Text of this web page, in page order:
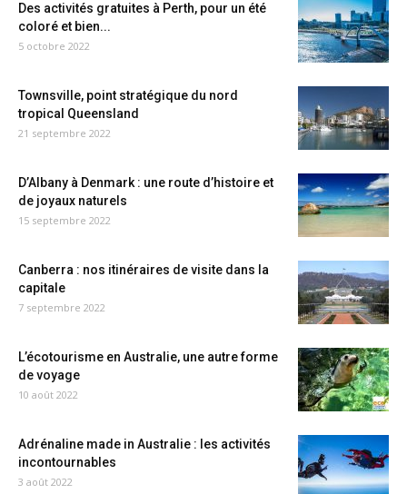
Des activités gratuites à Perth, pour un été
coloré et bien...
5 octobre 2022
Townsville, point stratégique du nord
tropical Queensland
21 septembre 2022
D’Albany à Denmark : une route d’histoire et
de joyaux naturels
15 septembre 2022
Canberra : nos itinéraires de visite dans la
capitale
7 septembre 2022
L’écotourisme en Australie, une autre forme
de voyage
10 août 2022
Adrénaline made in Australie : les activités
incontournables
3 août 2022